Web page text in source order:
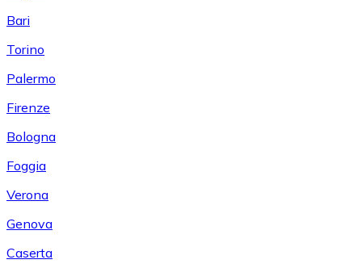
Bari
Torino
Palermo
Firenze
Bologna
Foggia
Verona
Genova
Caserta